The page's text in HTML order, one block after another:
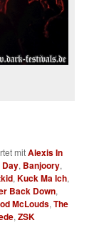
mitAlexis In
Day, Banjoory,
,Kuck Ma Ich,
Back Down,
McLouds,The
,ZSK